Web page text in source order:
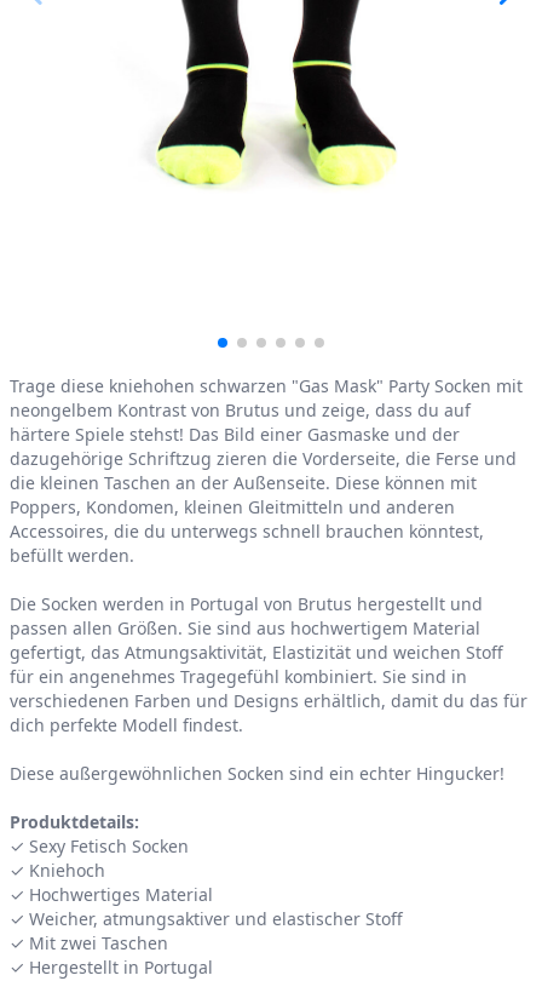
Product information
Trage diese kniehohen schwarzen "Gas Mask" Party Socken mit
neongelbem Kontrast von Brutus und zeige, dass du auf
härtere Spiele stehst! Das Bild einer Gasmaske und der
dazugehörige Schriftzug zieren die Vorderseite, die Ferse und
die kleinen Taschen an der Außenseite. Diese können mit
Poppers, Kondomen, kleinen Gleitmitteln und anderen
Accessoires, die du unterwegs schnell brauchen könntest,
befüllt werden.
Die Socken werden in Portugal von Brutus hergestellt und
passen allen Größen. Sie sind aus hochwertigem Material
gefertigt, das Atmungsaktivität, Elastizität und weichen Stoff
für ein angenehmes Tragegefühl kombiniert. Sie sind in
verschiedenen Farben und Designs erhältlich, damit du das für
dich perfekte Modell findest.
Diese außergewöhnlichen Socken sind ein echter Hingucker!
Produktdetails:
✓ Sexy Fetisch Socken
✓ Kniehoch
✓ Hochwertiges Material
✓ Weicher, atmungsaktiver und elastischer Stoff
✓ Mit zwei Taschen
✓ Hergestellt in Portugal